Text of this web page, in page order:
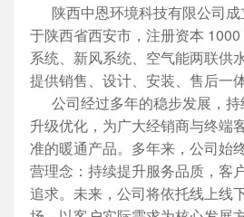
陕西中恩环境科技有限公司成
于陕西省西安市，注册资本
系统、新风系统、空气能两联供
提供销售、设计、安装、售后一
公司经过多年的稳步发展，持
升级优化，为广大经销商与终端
准的暖通产品。多年来，公司始
营理念：持续提升服务品质，客
追求。未来，公司将依托线上线